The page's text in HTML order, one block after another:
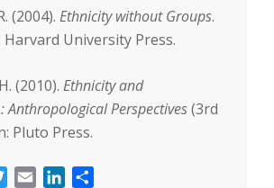
(2004). Ethnicity without Groups.
Harvard University Press.
(2010). Ethnicity and
Anthropological Perspectives(3rd
Pluto Press.
Twitter
Email LinkedIn